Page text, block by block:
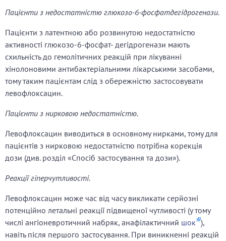
Пацієнти з недостатністю глюкозо-6-фосфатдегідрогенази.
Пацієнти з латентною або розвинутою недостатністю
активності глюкозо-6-фосфат- дегідрогенази мають
схильність до гемолітичних реакцій при лікуванні
хінолоновими антибактеріальними лікарськими засобами,
тому таким пацієнтам слід з обережністю застосовувати
левофлоксацин.
Пацієнти з нирковою недостатністю.
Левофлоксацин виводиться в основному нирками, тому для
пацієнтів з нирковою недостатністю потрібна корекція
дози (див. розділ «Спосіб застосування та дози»).
Реакції гіперчутливості.
Левофлоксацин може час від часу викликати серйозні
потенційно летальні реакції підвищеної чутливості (у тому
числі ангіоневротичний набряк, анафілактичний шок ),
навіть після першого застосування. При виникненні реакцій